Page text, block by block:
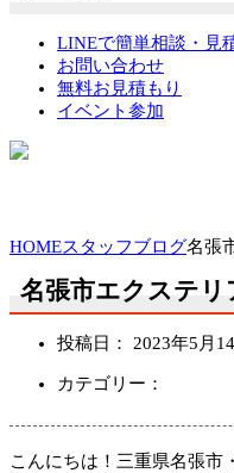
LINEで簡単相談・見
お問い合わせ
無料お見積もり
イベント参加
HOMEスタッフブログ名張
名張市エクステリ
投稿日： 2023年5月
カテゴリー：
こんにちは！三重県名張市